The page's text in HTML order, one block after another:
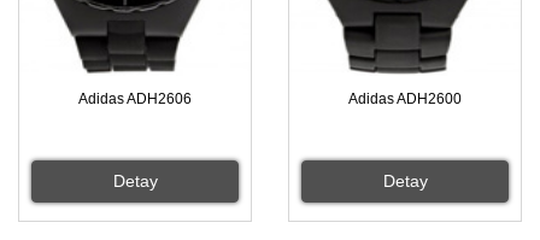
Adidas ADH2606
Detay
Adidas ADH2600
Detay